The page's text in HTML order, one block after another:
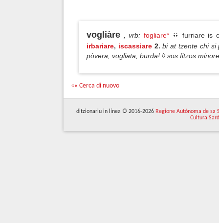
vogliàre , vrb: fogliare*
furriare is
irbariare, iscassiare 2.bi at tzente chi si
pòvera, vogliata, burda! ◊ sos fitzos
«« Cerca di nuovo
ditzionariu in línea © 2016-2026 Regione Autònoma de sa
Cultura